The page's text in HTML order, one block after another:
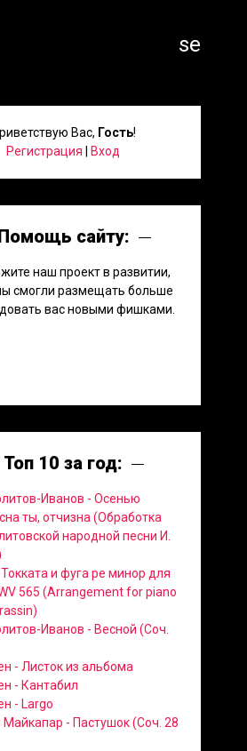
search
Вас, Гость!
Регистрация
Вход
сайту:
наш проект в развитии,
смогли размещать больше
вас новыми фишками.
Топ 10 за год:
Иванов - Осенью
ты, отчизна (Обработка
народной песни И.
Токката и фуга ре минор для
565 (Arrangement for piano
Иванов - Весной (Соч.
- Листок из альбома
- Кантабил
- Largo
- Пастушок (Соч. 28